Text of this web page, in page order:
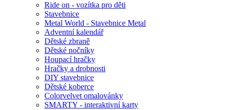
Ride on - vozítka pro děti
Stavebnice
Metal World - Stavebnice Metal
Adventní kalendář
Dětské zbraně
Dětské nočníky
Houpací hračky
Hračky a drobnosti
DIY stavebnice
Dětské koberce
Colorvelvet omalovánky
SMARTY - interaktivní karty